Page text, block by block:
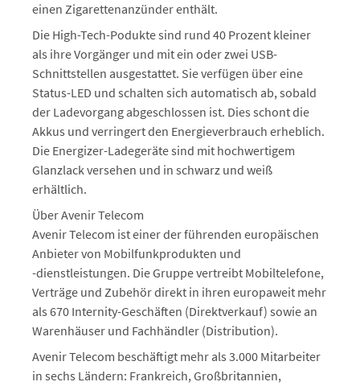
einen Zigarettenanzünder enthält.
Die High-Tech-Podukte sind rund 40 Prozent kleiner
als ihre Vorgänger und mit ein oder zwei USB-
Schnittstellen ausgestattet. Sie verfügen über eine
Status-LED und schalten sich automatisch ab, sobald
der Ladevorgang abgeschlossen ist. Dies schont die
Akkus und verringert den Energieverbrauch erheblich.
Die Energizer-Ladegeräte sind mit hochwertigem
Glanzlack versehen und in schwarz und weiß
erhältlich.
Über Avenir Telecom
Avenir Telecom ist einer der führenden europäischen
Anbieter von Mobilfunkprodukten und
-dienstleistungen. Die Gruppe vertreibt Mobiltelefone,
Verträge und Zubehör direkt in ihren europaweit mehr
als 670 Internity-Geschäften (Direktverkauf) sowie an
Warenhäuser und Fachhändler (Distribution).
Avenir Telecom beschäftigt mehr als 3.000 Mitarbeiter
in sechs Ländern: Frankreich, Großbritannien,